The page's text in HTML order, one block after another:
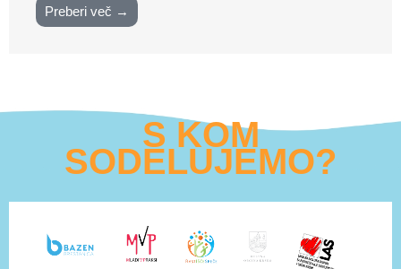
Preberi več →
S KOM
SODELUJEMO?